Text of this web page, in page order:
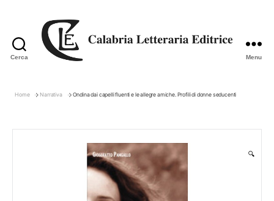
Cerca Menu
Home Narrativa Ondina dai capelli fluenti e le allegre amiche. Profili di donne seducenti
🔍